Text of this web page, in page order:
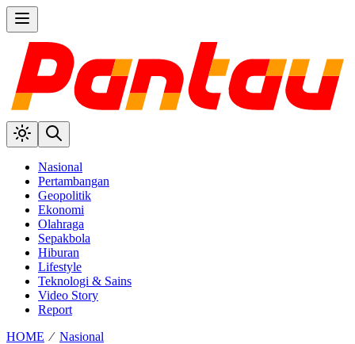
Nasional
Pertambangan
Geopolitik
Ekonomi
Olahraga
Sepakbola
Hiburan
Lifestyle
Teknologi & Sains
Video Story
Report
HOME ⁄ Nasional